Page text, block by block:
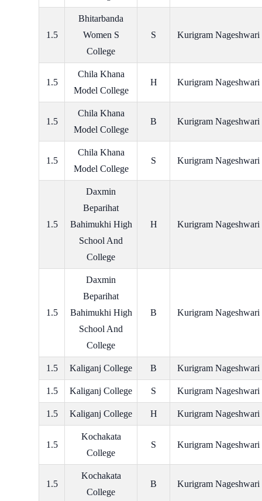
1.5
Bhitarbanda
Women S
College
S Kurigram Nageshwari
1.5
Chila Khana
Model College
H Kurigram Nageshwari
1.5
Chila Khana
Model College
B Kurigram Nageshwari
1.5
Chila Khana
Model College
S Kurigram Nageshwari
1.5
Daxmin
Beparihat
Bahimukhi High
School And
College
H Kurigram Nageshwari
1.5
Daxmin
Beparihat
Bahimukhi High
School And
College
B Kurigram Nageshwari
1.5 Kaliganj College B Kurigram Nageshwari
1.5 Kaliganj College S Kurigram Nageshwari
1.5 Kaliganj College H Kurigram Nageshwari
1.5
Kochakata
College
S Kurigram Nageshwari
1.5
Kochakata
College
B Kurigram Nageshwari